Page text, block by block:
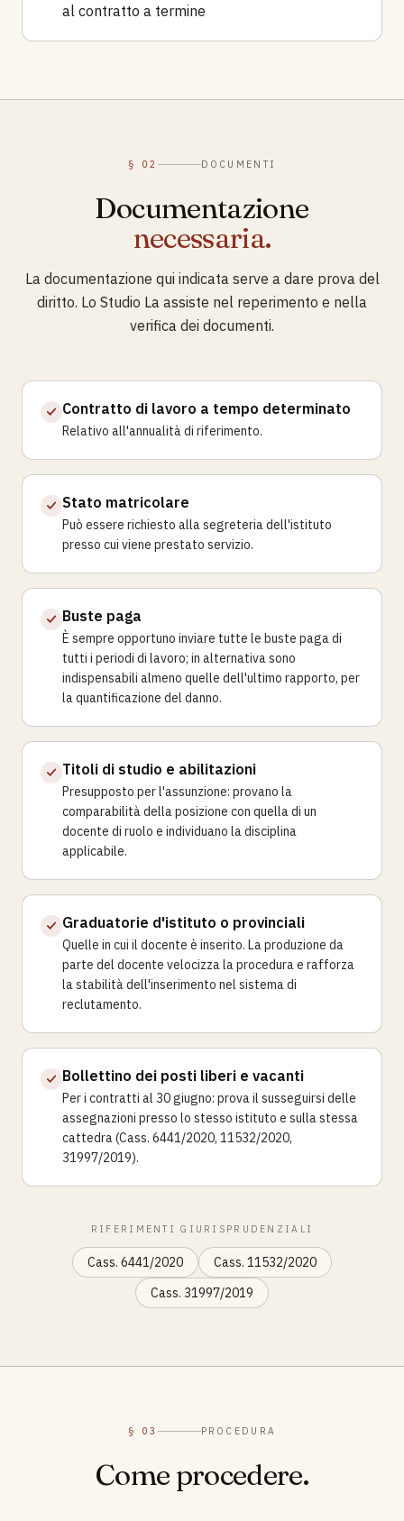
al contratto a termine
§ 02 DOCUMENTI
Documentazione
necessaria.
La documentazione qui indicata serve a dare prova del
diritto. Lo Studio La assiste nel reperimento e nella
verifica dei documenti.
Contratto di lavoro a tempo determinato
Relativo all'annualità di riferimento.
Stato matricolare
Può essere richiesto alla segreteria dell'istituto
presso cui viene prestato servizio.
Buste paga
È sempre opportuno inviare tutte le buste paga di
tutti i periodi di lavoro; in alternativa sono
indispensabili almeno quelle dell'ultimo rapporto, per
la quantificazione del danno.
Titoli di studio e abilitazioni
Presupposto per l'assunzione: provano la
comparabilità della posizione con quella di un
docente di ruolo e individuano la disciplina
applicabile.
Graduatorie d'istituto o provinciali
Quelle in cui il docente è inserito. La produzione da
parte del docente velocizza la procedura e rafforza
la stabilità dell'inserimento nel sistema di
reclutamento.
Bollettino dei posti liberi e vacanti
Per i contratti al 30 giugno: prova il susseguirsi delle
assegnazioni presso lo stesso istituto e sulla stessa
cattedra (Cass. 6441/2020, 11532/2020,
31997/2019).
RIFERIMENTI GIURISPRUDENZIALI
Cass. 6441/2020
Cass. 11532/2020
Cass. 31997/2019
§ 03 PROCEDURA
Come procedere.